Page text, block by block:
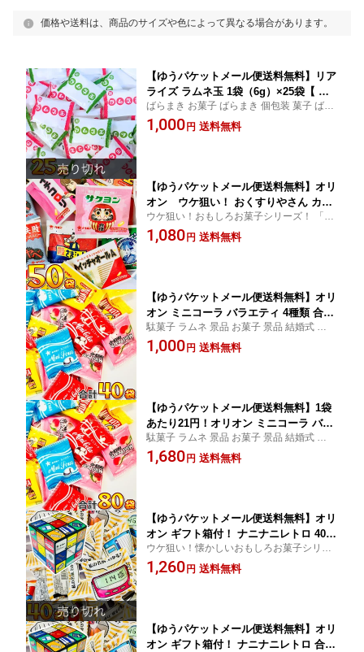
価格や送料は、商品のサイズや色によって異なる場合があります。
【ゆうパケットメール便送料無料】リア
ライズ ラムネ玉 1袋（6g）×25袋【 業
務用 大量 お菓子 おやつ お試し ポイン
ト消化 スナック菓子 駄菓子 お菓子 バ
ばらまき お菓子 ばらまき 個包装 菓子 ばら
まき お菓子 個包装【販促品 お祭り 景品 縁
日 駄菓子 ギフト お菓子 ギフト】
1,000 円 送料無料
【ゆうパケットメール便送料無料】オリ
オン ウケ狙い！ おくすりやさん カプ
セルラムネ 小袋 50袋【 お祭り イベン
ト お菓子 バラまき 祭事 つかみどり ラ
ウケ狙い！おもしろお菓子シリーズ！ 「イ
ベント」や「お祭り」の時のバラまきに！
【販促品 お祭り 景品 縁日】【 子供 景品 駄
1,080 円 送料無料
【ゆうパケットメール便送料無料】オリ
オン ミニコーラ バラエティ 4種類 合計
40袋【 お祭り イベント お菓子 バラま
き 祭事 つかみどり ラムネ菓子 ポイン
駄菓子 ラムネ 景品 お菓子 景品 結婚式 ミニ
コーラ バライティ【販促品 お祭り 景品 縁
日 駄菓子 ギフト お菓子 ギフト】
1,000 円 送料無料
【ゆうパケットメール便送料無料】1袋
あたり21円！オリオン ミニコーラ バラ
エティ 4種類 合計80袋【 お祭り イベン
ト お菓子 バラまき 祭事 つかみどり ラ
駄菓子 ラムネ 景品 お菓子 景品 結婚式 ミニ
コーラ バライティ【販促品 お祭り 景品 縁
日 駄菓子 ギフト お菓子 ギフト】
1,680 円 送料無料
【ゆうパケットメール便送料無料】オリ
オン ギフト箱付！ ナニナニレトロ 40袋
【お菓子 おやつ お試し お菓子 個包装
ポイント消化 バラまき つかみ取り 買い
ウケ狙い！懐かしいおもしろお菓子シリー
ズ【販促品 お祭り 景品 縁日 駄菓子 ギフト
お菓子 ギフト 】
1,260 円 送料無料
【ゆうパケットメール便送料無料】オリ
オン ギフト箱付！ ナニナニレトロ 合計